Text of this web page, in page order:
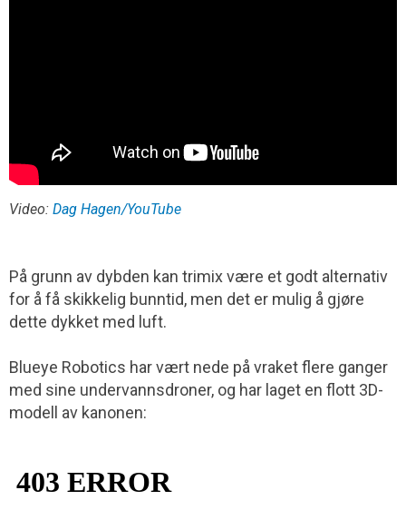
Video: Dag Hagen/YouTube
På grunn av dybden kan trimix være et godt alternativ
for å få skikkelig bunntid, men det er mulig å gjøre
dette dykket med luft.
Blueye Robotics har vært nede på vraket flere ganger
med sine undervanns­droner, og har laget en flott 3D-
modell av kanonen: